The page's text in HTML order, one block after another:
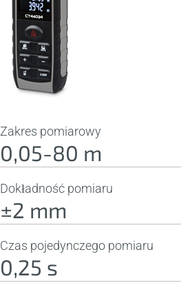
Zakres pomiarowy
0,05-80 m
Dokładność pomiaru
±2 mm
Czas pojedynczego pomiaru
0,25 s